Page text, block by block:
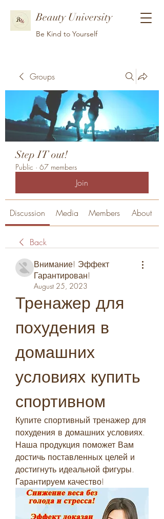
Beauty University
Be Kind to Yourself
Groups
Step IT out!
Public · 67 members
Join
Discussion Media Members About
Back
Внимание! Эффект
Гарантирован!
August 25, 2023
Тренажер для
похудения в
домашних
условиях купить
спортивном
Купите спортивный тренажер для
похудения в домашних условиях.
Наша продукция поможет Вам
достичь поставленных целей и
достигнуть идеальной фигуры.
Гарантируем качество!